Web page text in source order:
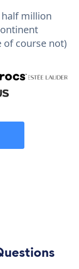
half million
of course not)